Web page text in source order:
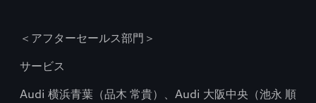
＜アフターセールス部門＞
サービス
Audi 横浜青葉（品木 常貴）、Audi 大阪中央（池永 順